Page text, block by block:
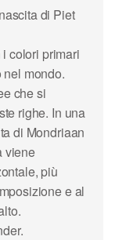
di Piet
colori primari
nel mondo.
che si
righe. In una
di Mondriaan
viene
più
e al